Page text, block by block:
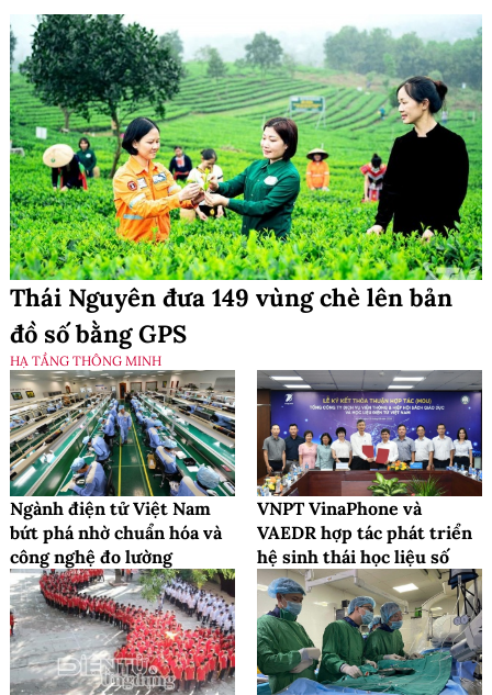
Thái Nguyên đưa 149 vùng chè lên bản
đồ số bằng GPS
HẠ TẦNG THÔNG MINH
Ngành điện tử Việt Nam
bứt phá nhờ chuẩn hóa và
công nghệ đo lường
VNPT VinaPhone và
VAEDR hợp tác phát triển
hệ sinh thái học liệu số